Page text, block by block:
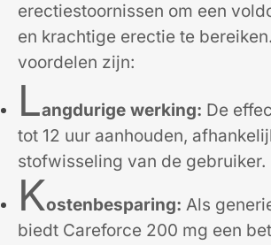
erectiestoornissen om een
en krachtige erectie te
voordelen zijn:
Langdurige werking: De
tot 12 uur aanhouden,
stofwisseling van de gebruiker.
Kostenbesparing: Als
biedt Careforce 200 mg een